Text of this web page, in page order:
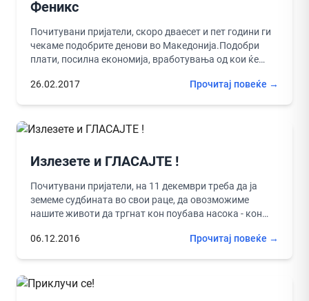
Феникс
Почитувани пријатели, скоро дваесет и пет години ги
чекаме подобрите денови во Македонија.Подобри
плати, посилна економија, вработувања од кои ќе
26.02.2017
Прочитај повеќе →
Излезете и ГЛАСАЈТЕ !
Почитувани пријатели, на 11 декември треба да ја
земеме судбината во свои раце, да овозможиме
нашите животи да тргнат кон поубава насока - кон
06.12.2016
Прочитај повеќе →